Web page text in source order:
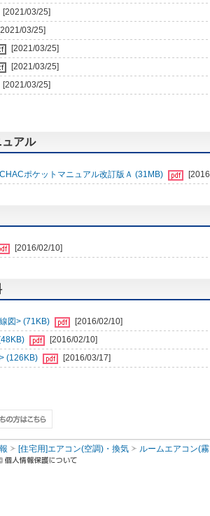
[2021/03/25]
[2021/03/25]
[2021/03/25]
[2021/03/25]
[2021/03/25]
アル
ポケットマニュアル改訂版Ａ (31MB)
[2016/02/10]
図> (71KB)
[2016/02/10]
[2016/02/10]
(126KB)
[2016/03/17]
[住宅用]エアコン(空調)・換気 ルームエアコン(